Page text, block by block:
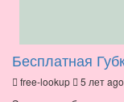
Бесплатная
free-lookup 5 лет ago